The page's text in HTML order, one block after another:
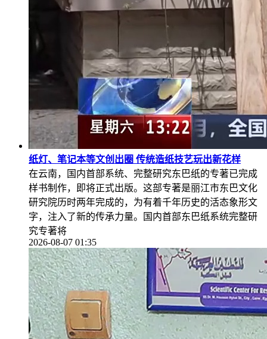
纸灯、笔记本等文创出圈 传统造纸技艺玩出新花样
在云南，国内首部系统、完整研究东巴纸的专著已完成
样书制作，即将正式出版。这部专著是丽江市东巴文化
研究院历时两年完成的，为有着千年历史的活态象形文
字，注入了新的传承力量。国内首部东巴纸系统完整研
究专著将
2026-08-07 01:35